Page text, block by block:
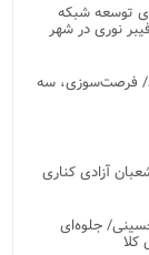
برای توسعه شبکه
در آمل/ برقراری ۱۴۷۰ اتصال فیبر نوری در شهر
فرصت‌سوزی، سه
آزادی کناری
حسینی/ جلوه‌ای
کلا